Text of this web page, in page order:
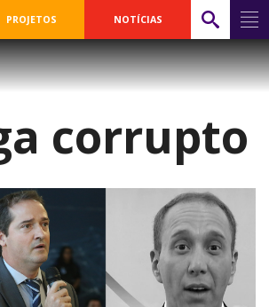
PROJETOS NOTÍCIAS
corrupto